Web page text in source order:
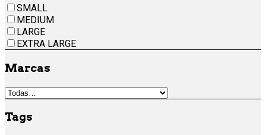
SMALL
MEDIUM
LARGE
EXTRA LARGE
Marcas
Tags